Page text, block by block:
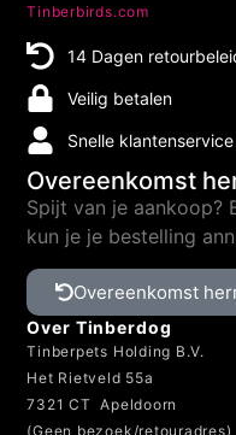
Tinberbirds.com
14 Dagen
Veilig betalen
Snelle klantenservice
Overeenkomst
Spijt van je aankoop?
kun je je bestelling
Overeenkomst
Over Tinberdog
Tinberpets Holding B.V.
Het Rietveld 55a
7321 CT Apeldoorn
(Geen bezoek/retouradres)